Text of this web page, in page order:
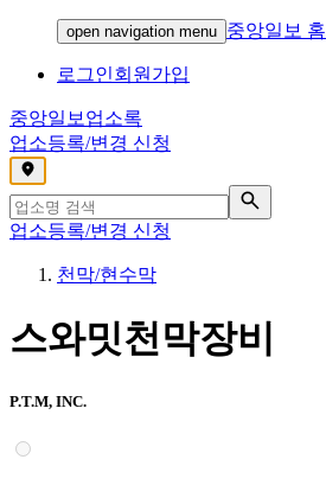
open navigation menu 중앙일보 홈
로그인회원가입
중앙일보 업소록
업소등록/변경 신청
,
업소등록/변경 신청
천막/현수막
스와밋천막장비
P.T.M, INC.